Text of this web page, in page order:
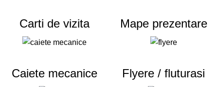
Carti de vizita Mape prezentare
Caiete mecanice Flyere / fluturasi